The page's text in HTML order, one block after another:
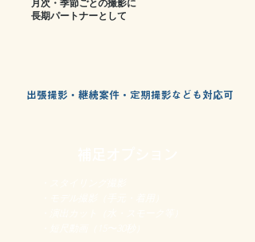
​長期パートナーとして​
出張撮影 ・継続案件・定期撮影なども対応可